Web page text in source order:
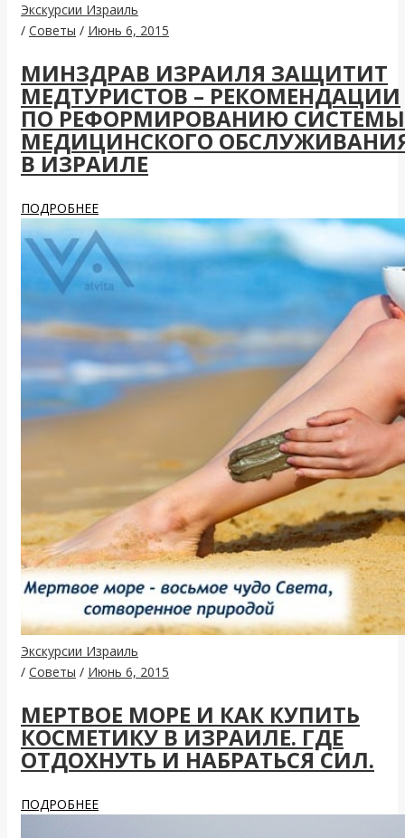
Экскурсии Израиль
/ Советы / Июнь 6, 2015
МИНЗДРАВ ИЗРАИЛЯ ЗАЩИТИТ
МЕДТУРИСТОВ – РЕКОМЕНДАЦИИ
ПО РЕФОРМИРОВАНИЮ СИСТЕМЫ
МЕДИЦИНСКОГО
В ИЗРАИЛЕ
ПОДРОБНЕЕ
Экскурсии Израиль
/ Советы / Июнь 6, 2015
МЕРТВОЕ МОРЕ И КАК КУПИТЬ
КОСМЕТИКУ В ИЗРАИЛЕ. ГДЕ
ОТДОХНУТЬ И НАБРАТЬСЯ СИЛ.
ПОДРОБНЕЕ